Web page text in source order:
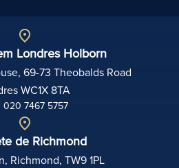
Londres Holborn
69-73 Theobalds Road
WC1X 8TA
020 7467 5757
de Richmond
Richmond, TW9 1PL